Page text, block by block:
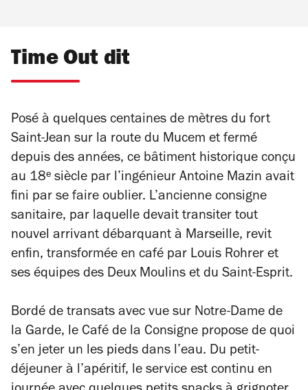
Time Out dit
Posé à quelques centaines de mètres du fort
Saint-Jean sur la route du Mucem et fermé
depuis des années, ce bâtiment historique conçu
au 18ᵉ siècle par l’ingénieur Antoine Mazin avait
fini par se faire oublier. L’ancienne consigne
sanitaire, par laquelle devait transiter tout
nouvel arrivant débarquant à Marseille, revit
enfin, transformée en café par Louis Rohrer et
ses équipes des Deux Moulins et du Saint-Esprit.
Bordé de transats avec vue sur Notre-Dame de
la Garde, le Café de la Consigne propose de quoi
s’en jeter un les pieds dans l’eau. Du petit-
déjeuner à l’apéritif, le service est continu en